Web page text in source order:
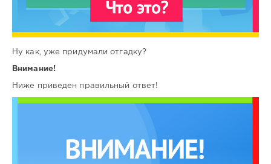
Ну как, уже придумали отгадку?
Внимание!
Ниже приведен правильный ответ!